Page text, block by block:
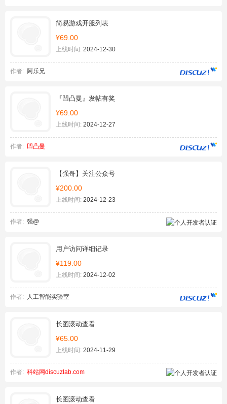
简易游戏开服列表
¥69.00
上线时间: 2024-12-30
作者: 阿乐兄
『凹凸曼』发帖有奖
¥69.00
上线时间: 2024-12-27
作者: 凹凸曼
【强哥】关注公众号
¥200.00
上线时间: 2024-12-23
作者: 强@
用户访问详细记录
¥119.00
上线时间: 2024-12-02
作者: 人工智能实验室
长图滚动查看
¥65.00
上线时间: 2024-11-29
作者: 科站网discuzlab.com
长图滚动查看